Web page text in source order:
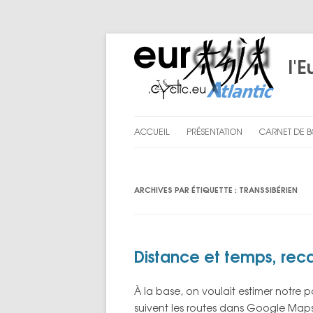
ACCUEIL PRÉSENTATION
NOUS
CARNET DE
CHAPITRE I
LES BILANS
ARCHIVES PAR ÉTIQUETTE : TRANSSIBÉRIEN
Distance et temps,
À la base, on voulait estimer notre
suivent les routes dans Google